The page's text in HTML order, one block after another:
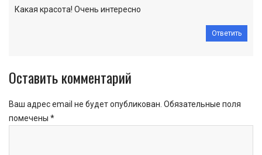
Какая красота! Очень интересно
Ответить
Оставить комментарий
Ваш адрес email не будет опубликован. Обязательные поля
помечены *